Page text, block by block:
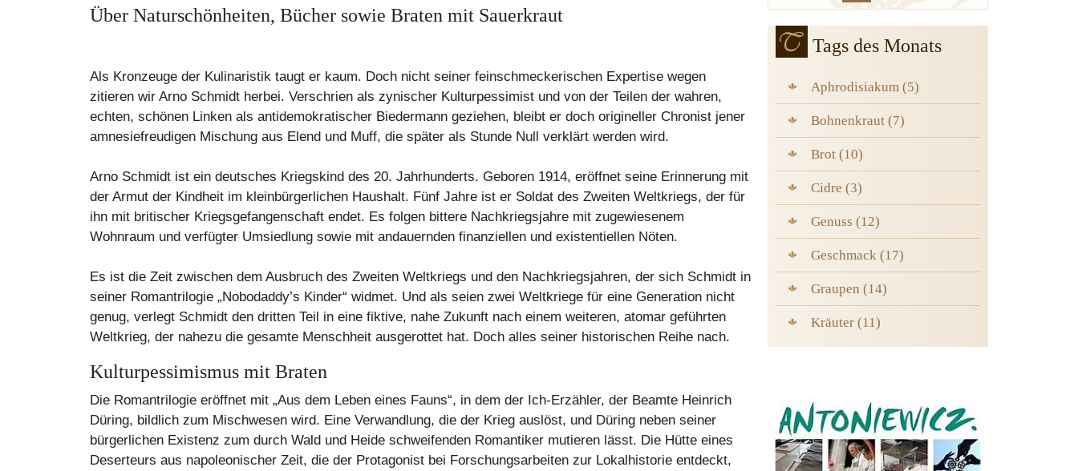
Über Naturschönheiten, Bücher sowie Braten mit Sauerkraut
Als Kronzeuge der Kulinaristik taugt er kaum. Doch nicht seiner feinschmeckerischen Expertise wegen
zitieren wir Arno Schmidt herbei. Verschrien als zynischer Kulturpessimist und von der Teilen der wahren,
echten, schönen Linken als antidemokratischer Biedermann geziehen, bleibt er doch origineller Chronist jener
amnesiefreudigen Mischung aus Elend und Muff, die später als Stunde Null verklärt werden wird.
Arno Schmidt ist ein deutsches Kriegskind des 20. Jahrhunderts. Geboren 1914, eröffnet seine Erinnerung mit
der Armut der Kindheit im kleinbürgerlichen Haushalt. Fünf Jahre ist er Soldat des Zweiten Weltkriegs, der für
ihn mit britischer Kriegsgefangenschaft endet. Es folgen bittere Nachkriegsjahre mit zugewiesenem
Wohnraum und verfügter Umsiedlung sowie mit andauernden finanziellen und existentiellen Nöten.
Es ist die Zeit zwischen dem Ausbruch des Zweiten Weltkriegs und den Nachkriegsjahren, der sich Schmidt in
seiner Romantrilogie „Nobodaddy’s Kinder“ widmet. Und als seien zwei Weltkriege für eine Generation nicht
genug, verlegt Schmidt den dritten Teil in eine fiktive, nahe Zukunft nach einem weiteren, atomar geführten
Weltkrieg, der nahezu die gesamte Menschheit ausgerottet hat. Doch alles seiner historischen Reihe nach.
Kulturpessimismus mit Braten
Die Romantrilogie eröffnet mit „Aus dem Leben eines Fauns“, in dem der Ich-Erzähler, der Beamte Heinrich
Düring, bildlich zum Mischwesen wird. Eine Verwandlung, die der Krieg auslöst, und Düring neben seiner
bürgerlichen Existenz zum durch Wald und Heide schweifenden Romantiker mutieren lässt. Die Hütte eines
Deserteurs aus napoleonischer Zeit, die der Protagonist bei Forschungsarbeiten zur Lokalhistorie entdeckt,
Tags des Monats
Aphrodisiakum (5)
Bohnenkraut (7)
Brot (10)
Cidre (3)
Genuss (12)
Geschmack (17)
Graupen (14)
Kräuter (11)